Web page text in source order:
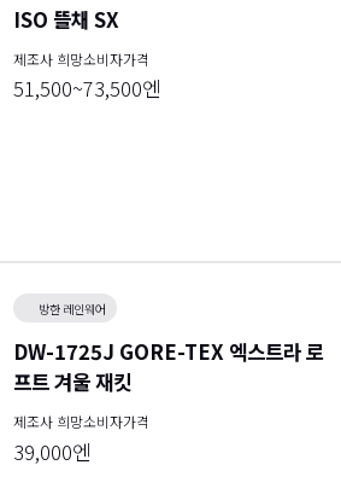
ISO 뜰채 SX
제조사 희망소비자가격
51,500~73,500엔
방한 레인웨어
DW-1725J GORE-TEX 엑스트라 로
프트 겨울 재킷
제조사 희망소비자가격
39,000엔